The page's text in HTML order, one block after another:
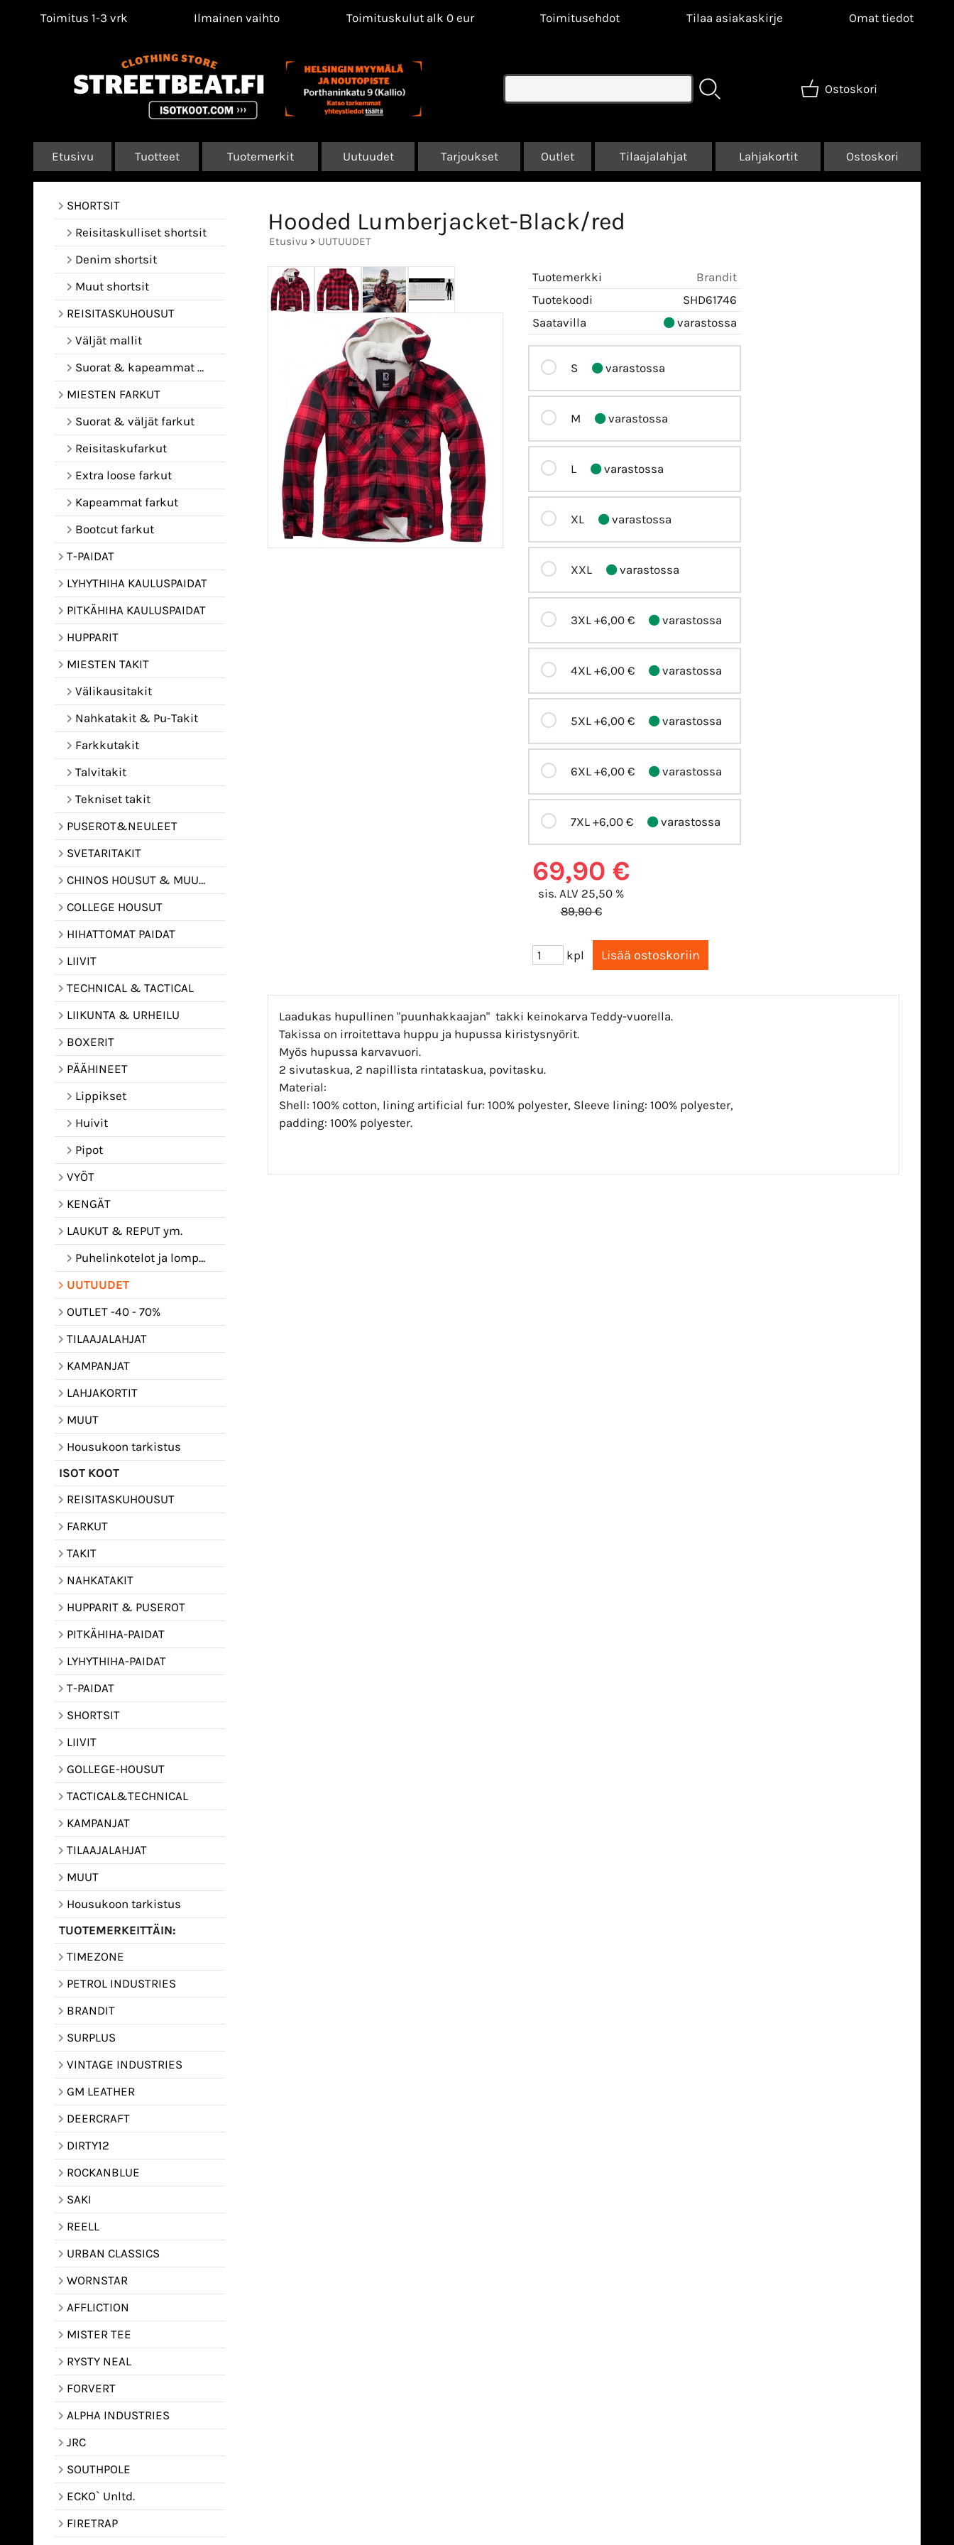
Toimitus 1-3 vrk Ilmainen vaihto Toimituskulut alk 0 eur Toimitusehdot Tilaa asiakaskirje Omat tiedot
Ostoskori
Etusivu Tuotteet Tuotemerkit Uutuudet Tarjoukset Outlet Tilaajalahjat Lahjakortit Ostoskori
SHORTSIT
Reisitaskulliset shortsit
Denim shortsit
Muut shortsit
REISITASKUHOUSUT
Väljät mallit
Suorat & kapeammat mallit
MIESTEN FARKUT
Suorat & väljät farkut
Reisitaskufarkut
Extra loose farkut
Kapeammat farkut
Bootcut farkut
T-PAIDAT
LYHYTHIHA KAULUSPAIDAT
PITKÄHIHA KAULUSPAIDAT
HUPPARIT
MIESTEN TAKIT
Välikausitakit
Nahkatakit & Pu-Takit
Farkkutakit
Talvitakit
Tekniset takit
PUSEROT&NEULEET
SVETARITAKIT
CHINOS HOUSUT & MUUT HOUSUT
COLLEGE HOUSUT
HIHATTOMAT PAIDAT
LIIVIT
TECHNICAL & TACTICAL
LIIKUNTA & URHEILU
BOXERIT
PÄÄHINEET
Lippikset
Huivit
Pipot
VYÖT
KENGÄT
LAUKUT & REPUT ym.
Puhelinkotelot ja lompakot
UUTUUDET
OUTLET -40 - 70%
TILAAJALAHJAT
KAMPANJAT
LAHJAKORTIT
MUUT
Housukoon tarkistus
ISOT KOOT
REISITASKUHOUSUT
FARKUT
TAKIT
NAHKATAKIT
HUPPARIT & PUSEROT
PITKÄHIHA-PAIDAT
LYHYTHIHA-PAIDAT
T-PAIDAT
SHORTSIT
LIIVIT
GOLLEGE-HOUSUT
TACTICAL&TECHNICAL
KAMPANJAT
TILAAJALAHJAT
MUUT
Housukoon tarkistus
TUOTEMERKEITTÄIN:
TIMEZONE
PETROL INDUSTRIES
BRANDIT
SURPLUS
VINTAGE INDUSTRIES
GM LEATHER
DEERCRAFT
DIRTY12
ROCKANBLUE
SAKI
REELL
URBAN CLASSICS
WORNSTAR
AFFLICTION
MISTER TEE
RYSTY NEAL
FORVERT
ALPHA INDUSTRIES
JRC
SOUTHPOLE
ECKO` Unltd.
FIRETRAP
Hooded Lumberjacket-Black/red
Etusivu > UUTUUDET
Tuotemerkki
Brandit
Tuotekoodi
SHD61746
Saatavilla
varastossa
S varastossa
M varastossa
L varastossa
XL varastossa
XXL varastossa
3XL +6,00 € varastossa
4XL +6,00 € varastossa
5XL +6,00 € varastossa
6XL +6,00 € varastossa
7XL +6,00 € varastossa
69,90 €
sis. ALV 25,50 %
89,90 €
kpl
Laadukas hupullinen "puunhakkaajan" takki keinokarva Teddy-vuorella.
Takissa on irroitettava huppu ja hupussa kiristysnyörit.
Myös hupussa karvavuori.
2 sivutaskua, 2 napillista rintataskua, povitasku.
Material:
Shell: 100% cotton, lining artificial fur: 100% polyester, Sleeve lining: 100% polyester,
padding: 100% polyester.